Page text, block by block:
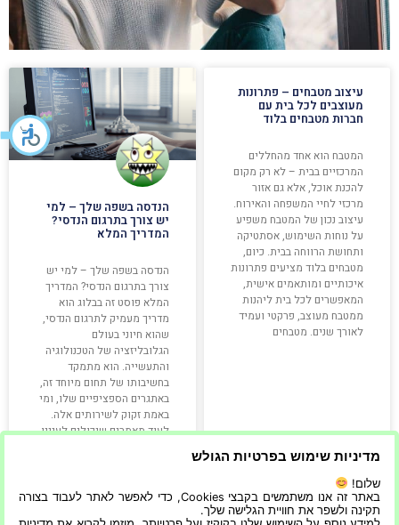
עיצוב מטבחים – פתרונות
מעוצבים לכל בית עם
חברות מטבחים בלוד
המטבח הוא אחד מהחללים
המרכזיים בבית – לא רק מקום
להכנת אוכל, אלא גם אזור
מרכזי לחיי המשפחה והאירוח.
עיצוב נכון של המטבח משפיע
על נוחות השימוש, אסתטיקה
ותחושת הרווחה בבית. כיום,
מטבחים בלוד מציעים פתרונות
איכותיים ומותאמים אישית,
המאפשרים לכל בית ליהנות
ממטבח מעוצב, פרקטי ועמיד
לאורך שנים. מטבחים
קרא עוד »
הנדסה בשפה שלך – למי
יש צורך בתרגום הנדסי?
המדריך המלא
הנדסה בשפה שלך – למי יש
צורך בתרגום הנדסי? המדריך
המלא פוסט זה בבלוג הוא
מדריך מעמיק לתרגום הנדסי,
שהוא חיוני בעולם
הגלובליזציה של הטכנולוגיה
והתעשייה. הוא מתמקד
בחשיבותו של תחום מיוחד זה,
באתגרים הספציפיים שלו, ומי
באמת זקוק לשירותים אלה.
לעוד מאמרים שיכולים לעניין
קרא עוד »
מדיניות שימוש בפרטיות הגולש
שלום!
באתר זה אנו משתמשים בקבצי Cookies, כדי לאפשר לאתר לעבוד בצורה
תקינה ולשפר את חוויית הגלישה שלך.